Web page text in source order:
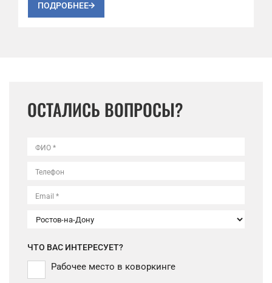
ПОДРОБНЕЕ
ОСТАЛИСЬ ВОПРОСЫ?
ФИО *
Телефон
Email *
ЧТО ВАС ИНТЕРЕСУЕТ?
Рабочее место в коворкинге